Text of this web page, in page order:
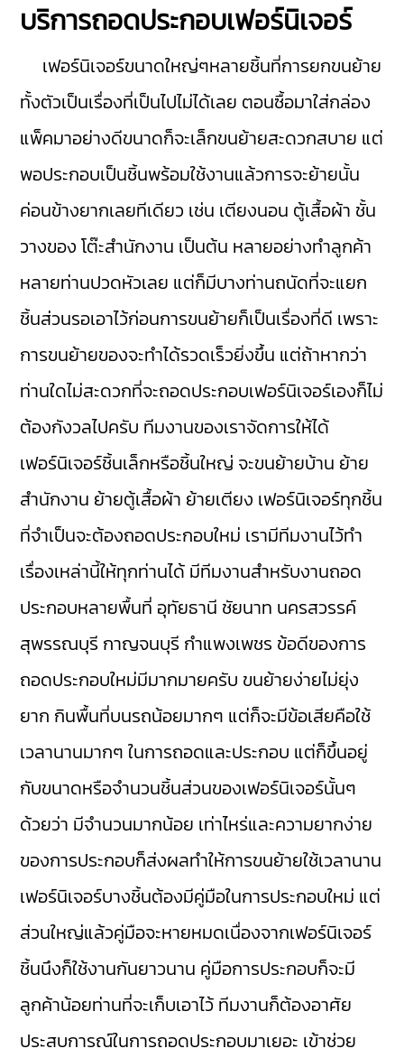
บริการถอดประกอบเฟอร์นิเจอร์
เฟอร์นิเจอร์ขนาดใหญ่ๆหลายชิ้นที่การยกขนย้าย
ทั้งตัวเป็นเรื่องที่เป็นไปไม่ได้เลย ตอนซื้อมาใส่กล่อง
แพ็คมาอย่างดีขนาดก็จะเล็กขนย้ายสะดวกสบาย แต่
พอประกอบเป็นชิ้นพร้อมใช้งานแล้วการจะย้ายนั้น
ค่อนข้างยากเลยทีเดียว เช่น เตียงนอน ตู้เสื้อผ้า ชั้น
วางของ โต๊ะสำนักงาน เป็นต้น หลายอย่างทำลูกค้า
หลายท่านปวดหัวเลย แต่ก็มีบางท่านถนัดที่จะแยก
ชิ้นส่วนรอเอาไว้ก่อนการขนย้ายก็เป็นเรื่องที่ดี เพราะ
การขนย้ายของจะทำได้รวดเร็วยิ่งขึ้น แต่ถ้าหากว่า
ท่านใดไม่สะดวกที่จะถอดประกอบเฟอร์นิเจอร์เองก็ไม่
ต้องกังวลไปครับ ทีมงานของเราจัดการให้ได้
เฟอร์นิเจอร์ชิ้นเล็กหรือชิ้นใหญ่ จะขนย้ายบ้าน ย้าย
สำนักงาน ย้ายตู้เสื้อผ้า ย้ายเตียง เฟอร์นิเจอร์ทุกชิ้น
ที่จำเป็นจะต้องถอดประกอบใหม่ เรามีทีมงานไว้ทำ
เรื่องเหล่านี้ให้ทุกท่านได้ มีทีมงานสำหรับงานถอด
ประกอบหลายพื้นที่ อุทัยธานี ชัยนาท นครสวรรค์
สุพรรณบุรี กาญจนบุรี กำแพงเพชร ข้อดีของการ
ถอดประกอบใหม่มีมากมายครับ ขนย้ายง่ายไม่ยุ่ง
ยาก กินพื้นที่บนรถน้อยมากๆ แต่ก็จะมีข้อเสียคือใช้
เวลานานมากๆ ในการถอดและประกอบ แต่ก็ขึ้นอยู่
กับขนาดหรือจำนวนชิ้นส่วนของเฟอร์นิเจอร์นั้นๆ
ด้วยว่า มีจำนวนมากน้อย เท่าไหร่และความยากง่าย
ของการประกอบก็ส่งผลทำให้การขนย้ายใช้เวลานาน
เฟอร์นิเจอร์บางชิ้นต้องมีคู่มือในการประกอบใหม่ แต่
ส่วนใหญ่แล้วคู่มือจะหายหมดเนื่องจากเฟอร์นิเจอร์
ชิ้นนึงก็ใช้งานกันยาวนาน คู่มือการประกอบก็จะมี
ลูกค้าน้อยท่านที่จะเก็บเอาไว้ ทีมงานก็ต้องอาศัย
ประสบการณ์ในการถอดประกอบมาเยอะ เข้าช่วย